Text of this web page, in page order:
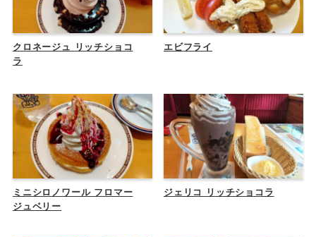
クロネージュ リッチショコ
ラ
エビフライ
ミニシロノワール フロマー
ジュベリー
ジェリコ リッチショコラ